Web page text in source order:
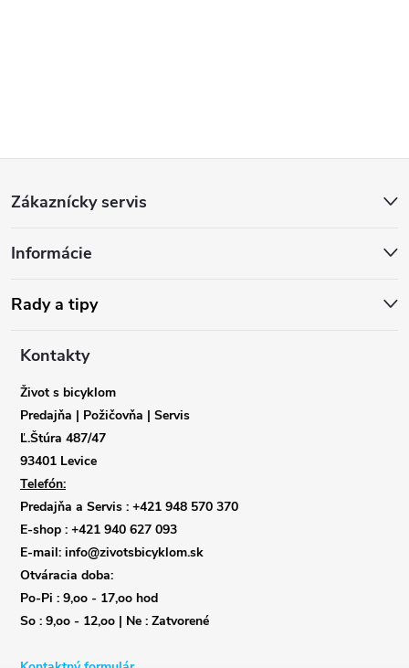
p
ä
Zákaznícky servis
Informácie
Rady a tipy
Kontakty
Život s bicyklom
Predajňa | Požičovňa | Servis
Ľ.Štúra 487/47
93401 Levice
Telefón:
Predajňa a Servis : +421 948 570 370
E-shop : +421 940 627 093
E-mail: info@zivotsbicyklom.sk
Otváracia doba:
Po-Pi : 9,oo - 17,oo hod
So : 9,oo - 12,oo | Ne : Zatvorené